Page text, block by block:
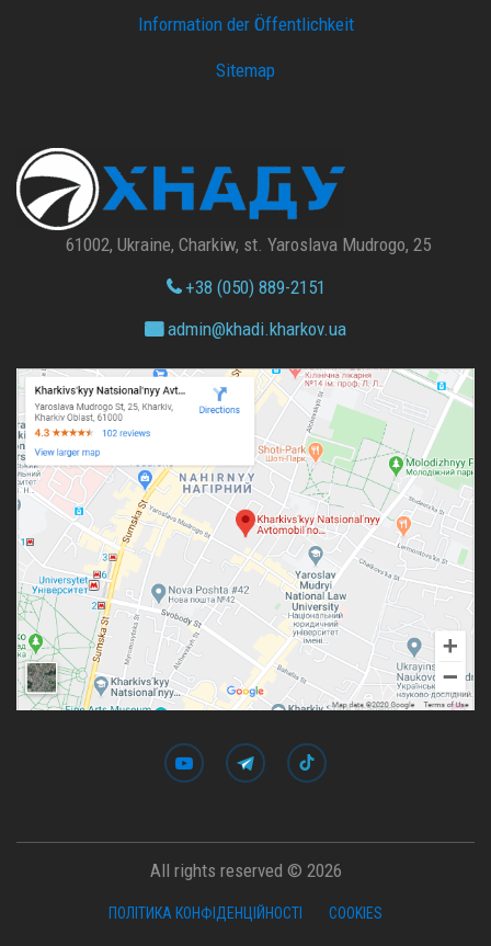
Information der Öffentlichkeit
Sitemap
61002, Ukraine, Charkiw, st. Yaroslava Mudrogo, 25
+38 (050) 889-2151
admin@khadi.kharkov.ua
All rights reserved © 2026
ПОЛІТИКА КОНФІДЕНЦІЙНОСТІ COOKIES